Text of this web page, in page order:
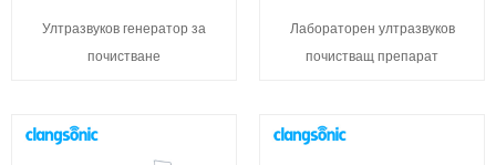
Ултразвуков генератор за
почистване
Лабораторен ултразвуков
почистващ препарат